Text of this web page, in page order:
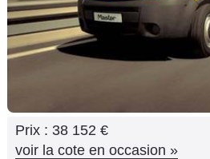
Services
Forum
Marques
Prix : 38 152 €
voir la cote en occasion »